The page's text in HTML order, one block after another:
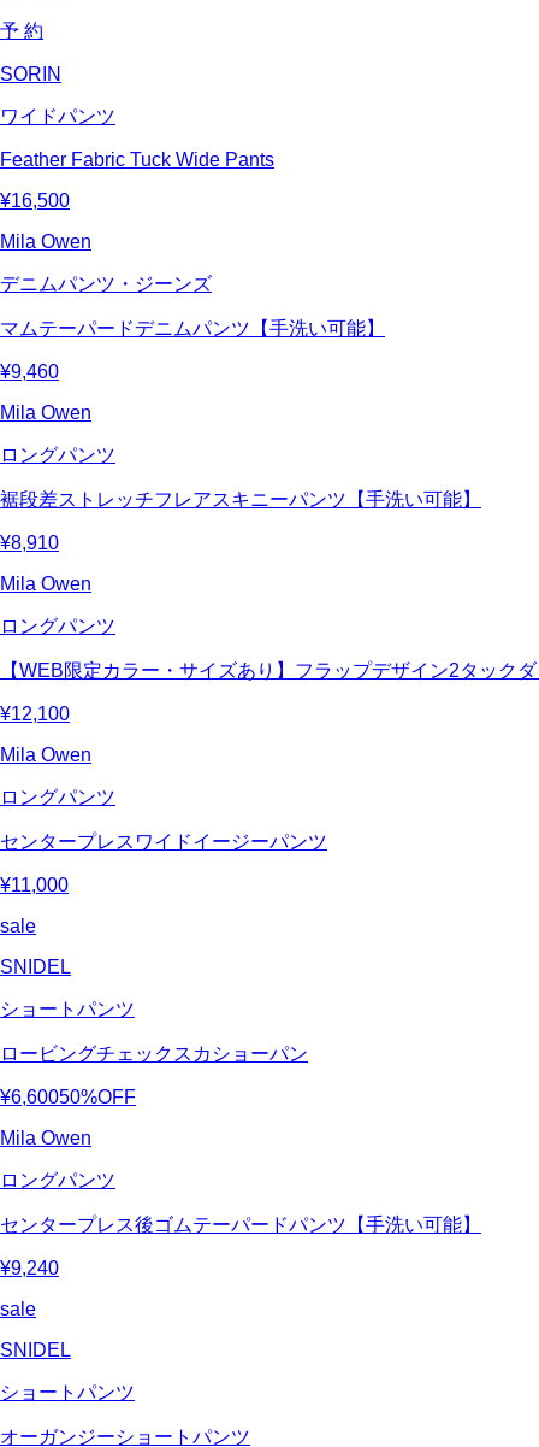
予 約
SORIN
ワイドパンツ
Feather Fabric Tuck Wide Pants
¥16,500
Mila Owen
デニムパンツ・ジーンズ
マムテーパードデニムパンツ【手洗い可能】
¥9,460
Mila Owen
ロングパンツ
裾段差ストレッチフレアスキニーパンツ【手洗い可能】
¥8,910
Mila Owen
ロングパンツ
【WEB限定カラー・サイズあり】フラップデザイン2タック
¥12,100
Mila Owen
ロングパンツ
センタープレスワイドイージーパンツ
¥11,000
sale
SNIDEL
ショートパンツ
ロービングチェックスカショーパン
¥6,60050%OFF
Mila Owen
ロングパンツ
センタープレス後ゴムテーパードパンツ【手洗い可能】
¥9,240
sale
SNIDEL
ショートパンツ
オーガンジーショートパンツ